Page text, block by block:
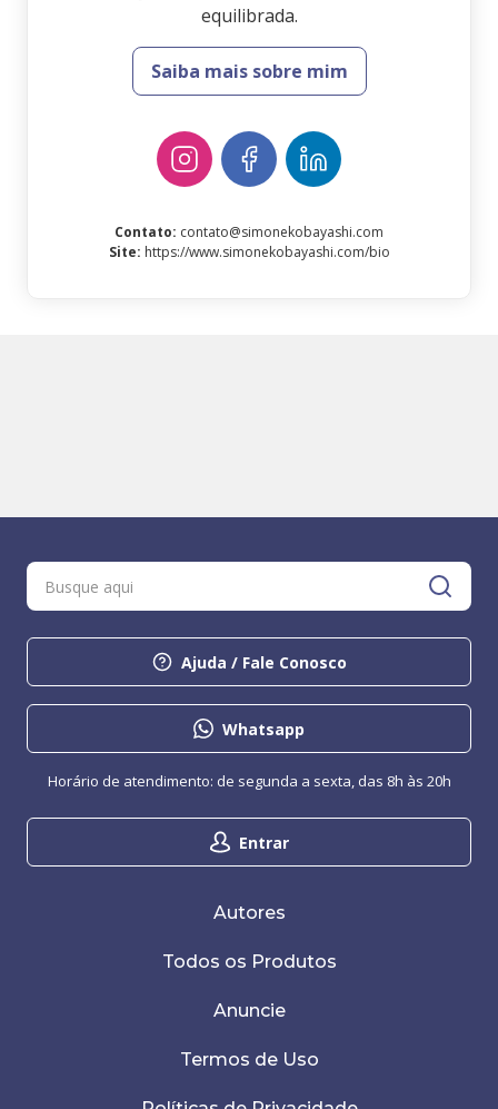
equilibrada.
Saiba mais sobre mim
Contato: contato@simonekobayashi.com
Site: https://www.simonekobayashi.com/bio
Ajuda / Fale Conosco
Whatsapp
Entrar
Horário de atendimento: de segunda a sexta, das 8h às 20h
Autores
Todos os Produtos
Anuncie
Termos de Uso